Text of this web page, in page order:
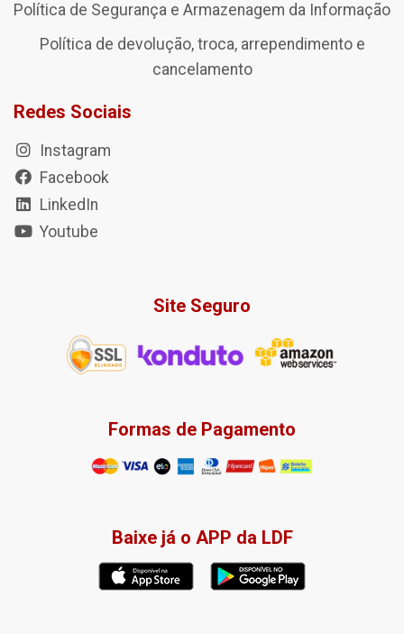
Política de Segurança e Armazenagem da Informação
Política de devolução, troca, arrependimento e
cancelamento
Redes Sociais
Instagram
Facebook
LinkedIn
Youtube
Site Seguro
Formas de Pagamento
Baixe já o APP da LDF